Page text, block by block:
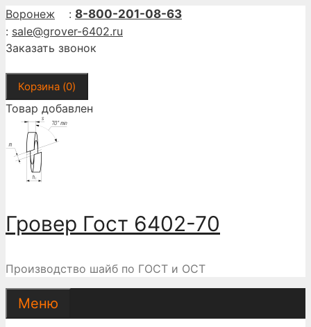
Перейти
к
содержимому
Воронеж : 8-800-201-08-63
: sale@grover-6402.ru
Заказать звонок
Корзина (0)
Товар добавлен
Гровер Гост 6402-70
Производство шайб по ГОСТ и ОСТ
Меню